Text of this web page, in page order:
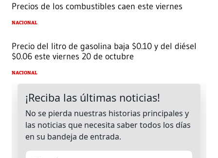
Precios de los combustibles caen este viernes
NACIONAL
Precio del litro de gasolina baja $0.10 y del diésel
$0.06 este viernes 20 de octubre
NACIONAL